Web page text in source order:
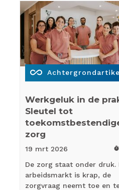
all_inclusive
Werkgeluk in de
Sleutel tot
zorg
19 mrt 2026 timer
De zorg staat onder druk.
arbeidsmarkt is krap, de
zorgvraag neemt toe en